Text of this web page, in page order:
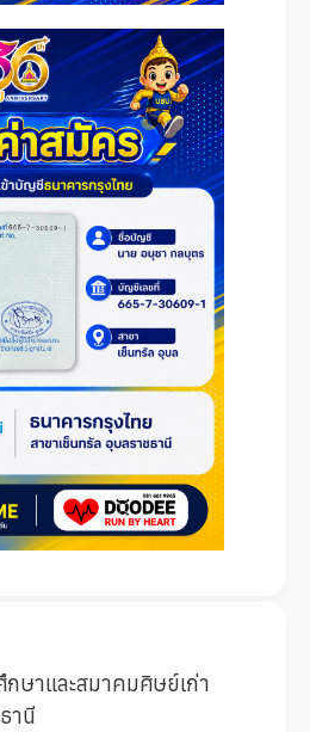
ษาและสมาคมศิษย์เก่า
านี